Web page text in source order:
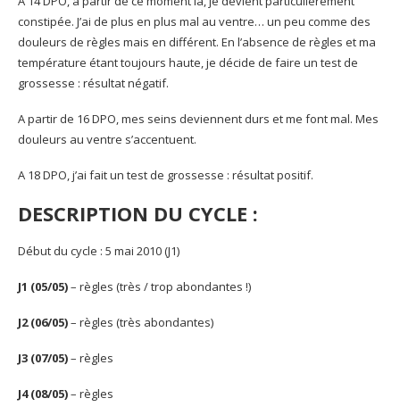
constipée. J’ai de plus en plus mal au ventre… un peu comme des
douleurs de règles mais en différent. En l’absence de règles et ma
température étant toujours haute, je décide de faire un test de
grossesse : résultat négatif.
A partir de 16 DPO, mes seins deviennent durs et me font mal. Mes
douleurs au ventre s’accentuent.
A 18 DPO, j’ai fait un test de grossesse : résultat positif.
DESCRIPTION DU CYCLE :
Début du cycle : 5 mai 2010 (J1)
J1 (05/05)– règles (très / trop abondantes !)
J2 (06/05)– règles (très abondantes)
J3 (07/05)– règles
J4 (08/05)– règles